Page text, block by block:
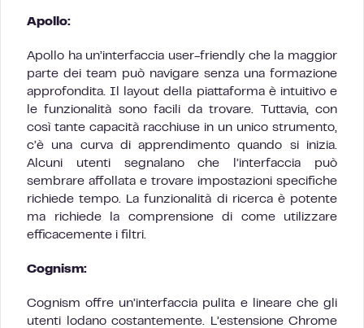
Apollo:
Apollo ha un’interfaccia user-friendly che la maggior
parte dei team può navigare senza una formazione
approfondita. Il layout della piattaforma è intuitivo e
le funzionalità sono facili da trovare. Tuttavia, con
così tante capacità racchiuse in un unico strumento,
c’è una curva di apprendimento quando si inizia.
Alcuni utenti segnalano che l’interfaccia può
sembrare affollata e trovare impostazioni specifiche
richiede tempo. La funzionalità di ricerca è potente
ma richiede la comprensione di come utilizzare
efficacemente i filtri.
Cognism:
Cognism offre un’interfaccia pulita e lineare che gli
utenti lodano costantemente. L’estensione Chrome